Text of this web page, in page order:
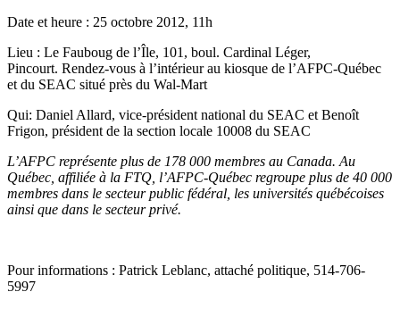
Date et heure : 25 octobre 2012, 11h
Lieu : Le Fauboug de l’Île, 101, boul. Cardinal Léger,
Pincourt. Rendez-vous à l’intérieur au kiosque de l’AFPC-Québec
et du SEAC situé près du Wal-Mart
Qui: Daniel Allard, vice-président national du SEAC et Benoît
Frigon, président de la section locale 10008 du SEAC
L’AFPC représente plus de 178 000 membres au Canada. Au
Québec, affiliée à la FTQ, l’AFPC‑Québec regroupe plus de 40 000
membres dans le secteur public fédéral, les universités québécoises
ainsi que dans le secteur privé.
Pour informations : Patrick Leblanc, attaché politique, 514-706-
5997